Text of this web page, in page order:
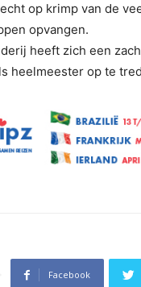
op krimp van de
opvangen.
heeft zich een
heelmeester op te
Facebook